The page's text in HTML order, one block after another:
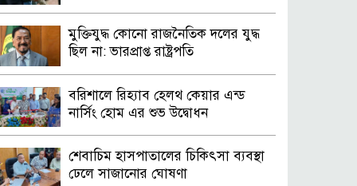
মুক্তিযুদ্ধ কোনো রাজনৈতিক দলের যুদ্ধ
ছিল না: ভারপ্রাপ্ত রাষ্ট্রপতি
বরিশালে রিহ্যাব হেলথ কেয়ার এন্ড
নার্সিং হোম এর শুভ উদ্বোধন
শেবাচিম হাসপাতালের চিকিৎসা ব্যবস্থা
ঢেলে সাজানোর ঘোষণা